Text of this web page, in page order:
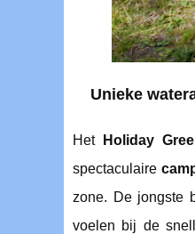
Unieke
Het Holiday
spectaculaire
zone. De jongste
voelen bij de